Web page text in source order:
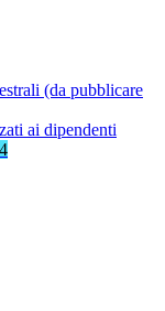
(da pubblicare
ai dipendenti